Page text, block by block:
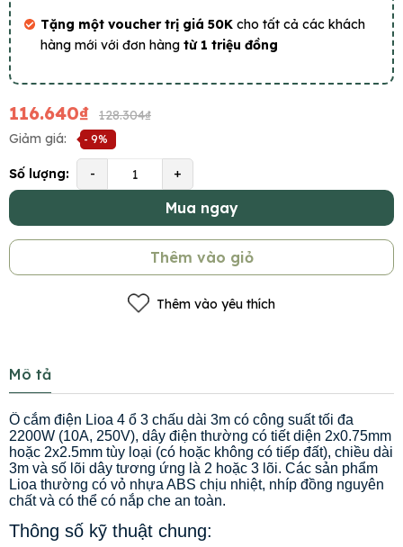
Tặng một voucher trị giá 50K cho tất cả các khách
hàng mới với đơn hàng từ 1 triệu đồng
116.640₫
128.304₫
Giảm giá:
- 9%
Số lượng: - +
Mua ngay
Thêm vào giỏ
Thêm vào yêu thích
Mô tả
Ổ cắm điện Lioa 4 ổ 3 chấu dài 3m có công suất tối đa
2200W (10A, 250V), dây điện thường có tiết diện 2x0.75mm
hoặc 2x2.5mm tùy loại (có hoặc không có tiếp đất), chiều dài
3m và số lõi dây tương ứng là 2 hoặc 3 lõi. Các sản phẩm
Lioa thường có vỏ nhựa ABS chịu nhiệt, nhíp đồng nguyên
chất và có thể có nắp che an toàn.
Thông số kỹ thuật chung: